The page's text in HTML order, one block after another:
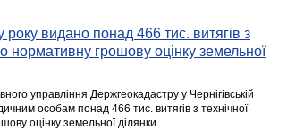
року видано понад 466 тис. витягів з
нормативну грошову оцінку земельної
управління Держгеокадастру у Чернігівській
особам понад 466 тис. витягів з технічної
оцінку земельної ділянки.